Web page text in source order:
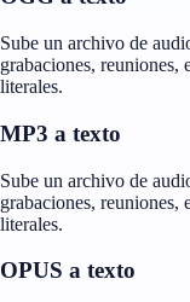
Sube un archivo de
grabaciones, reuniones,
literales.
MP3 a texto
Sube un archivo de
grabaciones, reuniones,
literales.
OPUS a texto